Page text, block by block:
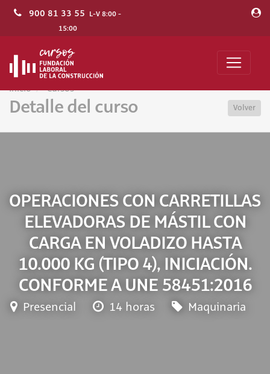
900 81 33 55 L-V 8:00 -
15:00
Inicio Cursos
Detalle del curso Volver
OPERACIONES CON CARRETILLAS
ELEVADORAS DE MÁSTIL CON
CARGA EN VOLADIZO HASTA
10.000 KG (TIPO 4), INICIACIÓN.
CONFORME A UNE 58451:2016
Presencial 14 horas Maquinaria